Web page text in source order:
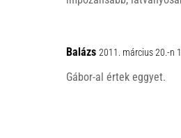
Balázs 2011. március 20.-n
Gábor-al értek eggyet.